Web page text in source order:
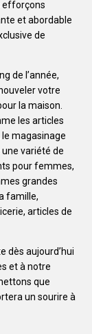
efforçons
et abordable
de
de l’année,
votre
la maison.
les articles
le magasinage
variété de
pour femmes,
grandes
famille,
articles de
dès aujourd’hui
et à notre
que
un sourire à